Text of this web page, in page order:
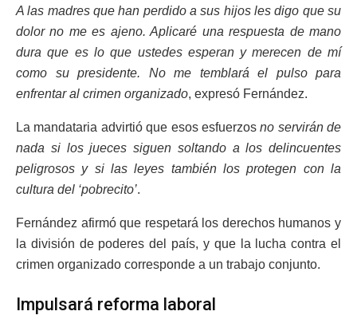
A las madres que han perdido a sus hijos les digo que su
dolor no me es ajeno. Aplicaré una respuesta de mano
dura que es lo que ustedes esperan y merecen de mí
como su presidente. No me temblará el pulso para
enfrentar al crimen organizado, expresó Fernández.
La mandataria advirtió que esos esfuerzosno servirán de
nada si los jueces siguen soltando a los delincuentes
peligrosos y si las leyes también los protegen con la
cultura del ‘pobrecito’.
Fernández afirmó que respetará los derechos humanos y
la división de poderes del país, y que la lucha contra el
crimen organizado corresponde a un trabajo conjunto.
Impulsará reforma laboral